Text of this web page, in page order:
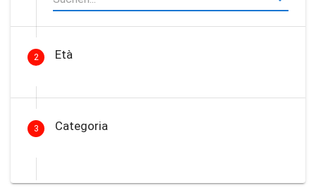
2 Età
3 Categoria